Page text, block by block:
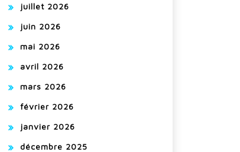
juillet 2026
juin 2026
mai 2026
avril 2026
mars 2026
février 2026
janvier 2026
décembre 2025